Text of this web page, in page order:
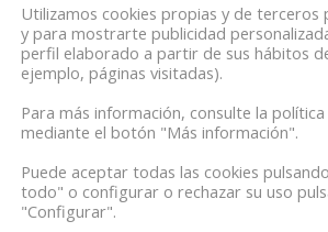
Aviso Legal Política de Cookies
Utilizamos cookies propias y de terceros
y para mostrarte publicidad
perfil elaborado a partir de sus hábitos
ejemplo, páginas visitadas).
Para más información, consulte la
mediante el botón "Más información".
Puede aceptar todas las cookies
todo" o configurar o rechazar su uso
"Configurar".